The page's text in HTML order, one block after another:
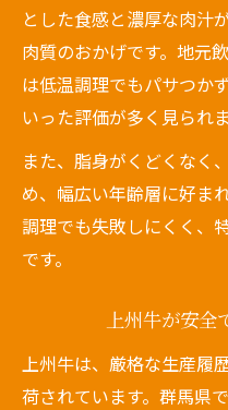
とした食感と濃厚な肉汁
肉質のおかげです。地元
は低温調理でもパサつか
いった評価が多く見られま
また、脂身がくどくなく
め、幅広い年齢層に好ま
調理でも失敗しにくく、
です。
上州牛が安全
上州牛は、厳格な生産履
荷されています。群馬県